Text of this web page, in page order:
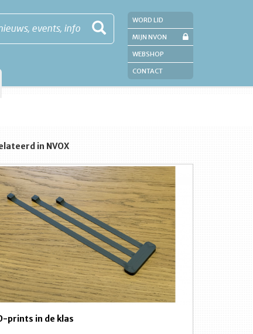
events, info
WORD LID
MIJN NVON
WEBSHOP
CONTACT
in NVOX
prints in de klas